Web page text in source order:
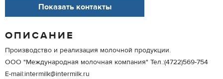
Показать контакты
ОПИСАНИЕ
Производство и реализация молочной продукции.
ООО "Международная молочная компания" Тел.:(4722)569-754
E-mail:intermilk@intermilk.ru